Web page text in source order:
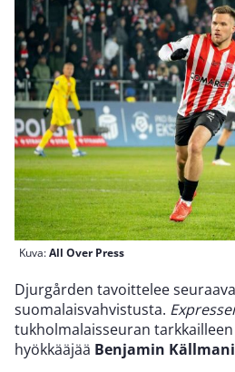
Kuva:All Over Press
Djurgården tavoittelee
suomalaisvahvistusta.
tukholmalaisseuran tarkkailleen
hyökkääjää Benjamin